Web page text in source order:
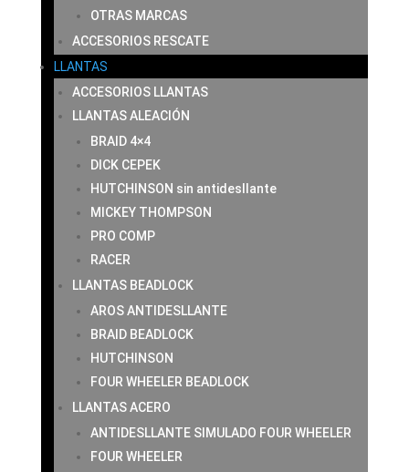
OTRAS MARCAS
ACCESORIOS RESCATE
LLANTAS
ACCESORIOS LLANTAS
LLANTAS ALEACIÓN
BRAID 4×4
DICK CEPEK
HUTCHINSON sin antidesllante
MICKEY THOMPSON
PRO COMP
RACER
LLANTAS BEADLOCK
AROS ANTIDESLLANTE
BRAID BEADLOCK
HUTCHINSON
FOUR WHEELER BEADLOCK
LLANTAS ACERO
ANTIDESLLANTE SIMULADO FOUR WHEELER
FOUR WHEELER